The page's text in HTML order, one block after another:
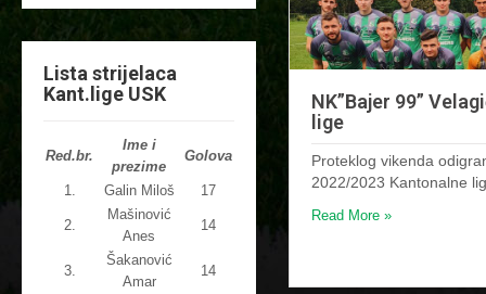
Lista strijelaca
Kant.lige USK
Red.br.
Ime i
prezime
Golova
1. Galin Miloš 17
2.
Mašinović
Anes
14
3.
Šakanović
Amar
14
NK”Bajer 99”
lige
Proteklog vikenda
2022/2023 Kantonalne
Read More »